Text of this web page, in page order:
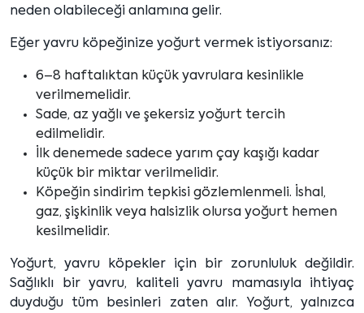
neden olabileceği anlamına gelir.
Eğer yavru köpeğinize yoğurt vermek istiyorsanız:
6–8 haftalıktan küçük yavrulara kesinlikle
verilmemelidir.
Sade, az yağlı ve şekersiz yoğurt tercih
edilmelidir.
İlk denemede sadece yarım çay kaşığı kadar
küçük bir miktar verilmelidir.
Köpeğin sindirim tepkisi gözlemlenmeli. İshal,
gaz, şişkinlik veya halsizlik olursa yoğurt hemen
kesilmelidir.
Yoğurt, yavru köpekler için bir zorunluluk değildir.
Sağlıklı bir yavru, kaliteli yavru mamasıyla ihtiyaç
duyduğu tüm besinleri zaten alır. Yoğurt, yalnızca